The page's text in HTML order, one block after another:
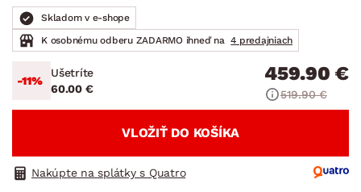
Skladom v e-shope
K osobnému odberu ZADARMO ihneď na 4 predajniach
-11%
Ušetríte
60.00 €
459.90 €
519.90 €
VLOŽIŤ DO KOŠÍKA
Nakúpte na splátky s Quatro